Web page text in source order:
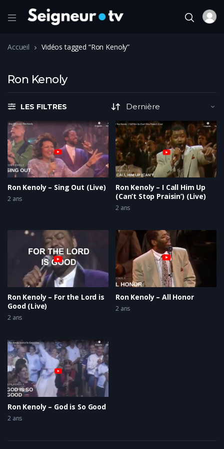
Accueil Vidéos tagged “Ron Kenoly”
Ron Kenoly
LES FILTRES
Ron Kenoly – Sing Out (Live)
2 ans
Ron Kenoly – I Call Him Up
(Can’t Stop Praisin’) (Live)
2 ans
Ron Kenoly – For the Lord is
Good (Live)
2 ans
Ron Kenoly – All Honor
2 ans
Ron Kenoly – God is So Good
2 ans